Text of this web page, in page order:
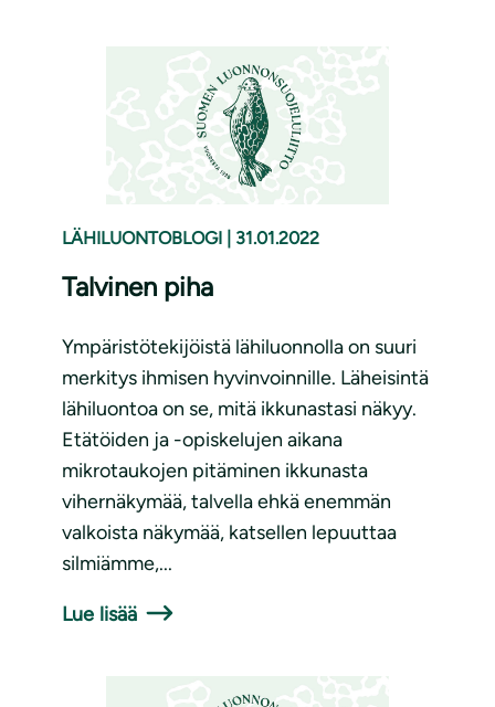
LÄHILUONTOBLOGI 31.01.2022
Talvinen piha
Ympäristötekijöistä lähiluonnolla on suuri
merkitys ihmisen hyvinvoinnille. Läheisintä
lähiluontoa on se, mitä ikkunastasi näkyy.
Etätöiden ja -opiskelujen aikana
mikrotaukojen pitäminen ikkunasta
vihernäkymää, talvella ehkä enemmän
valkoista näkymää, katsellen lepuuttaa
silmiämme,...
Lue lisää